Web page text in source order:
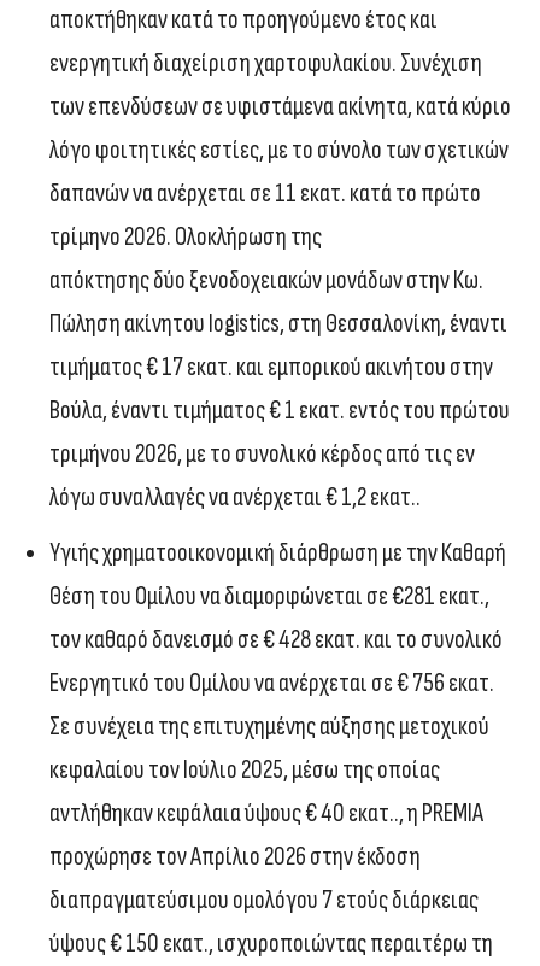
αποκτήθηκαν κατά το προηγούμενο έτος και
ενεργητική διαχείριση χαρτοφυλακίου. Συνέχιση
των επενδύσεων σε υφιστάμενα ακίνητα, κατά κύριο
λόγο φοιτητικές εστίες, με το σύνολο των σχετικών
δαπανών να ανέρχεται σε 11 εκατ. κατά το πρώτο
τρίμηνο 2026. Ολοκλήρωση της
απόκτησης δύο ξενοδοχειακών μονάδων στην Κω.
Πώληση ακίνητου logistics, στη Θεσσαλονίκη, έναντι
τιμήματος € 17 εκατ. και εμπορικού ακινήτου στην
Βούλα, έναντι τιμήματος € 1 εκατ. εντός του πρώτου
τριμήνου 2026, με το συνολικό κέρδος από τις εν
λόγω συναλλαγές να ανέρχεται € 1,2 εκατ..
Υγιής χρηματοοικονομική διάρθρωση με την Καθαρή
Θέση του Ομίλου να διαμορφώνεται σε €281 εκατ.,
τον καθαρό δανεισμό σε € 428 εκατ. και το συνολικό
Ενεργητικό του Ομίλου να ανέρχεται σε € 756 εκατ.
Σε συνέχεια της επιτυχημένης αύξησης μετοχικού
κεφαλαίου τον Ιούλιο 2025, μέσω της οποίας
αντλήθηκαν κεφάλαια ύψους € 40 εκατ.., η PREMIA
προχώρησε τον Απρίλιο 2026 στην έκδοση
διαπραγματεύσιμου ομολόγου 7 ετούς διάρκειας
ύψους € 150 εκατ., ισχυροποιώντας περαιτέρω τη